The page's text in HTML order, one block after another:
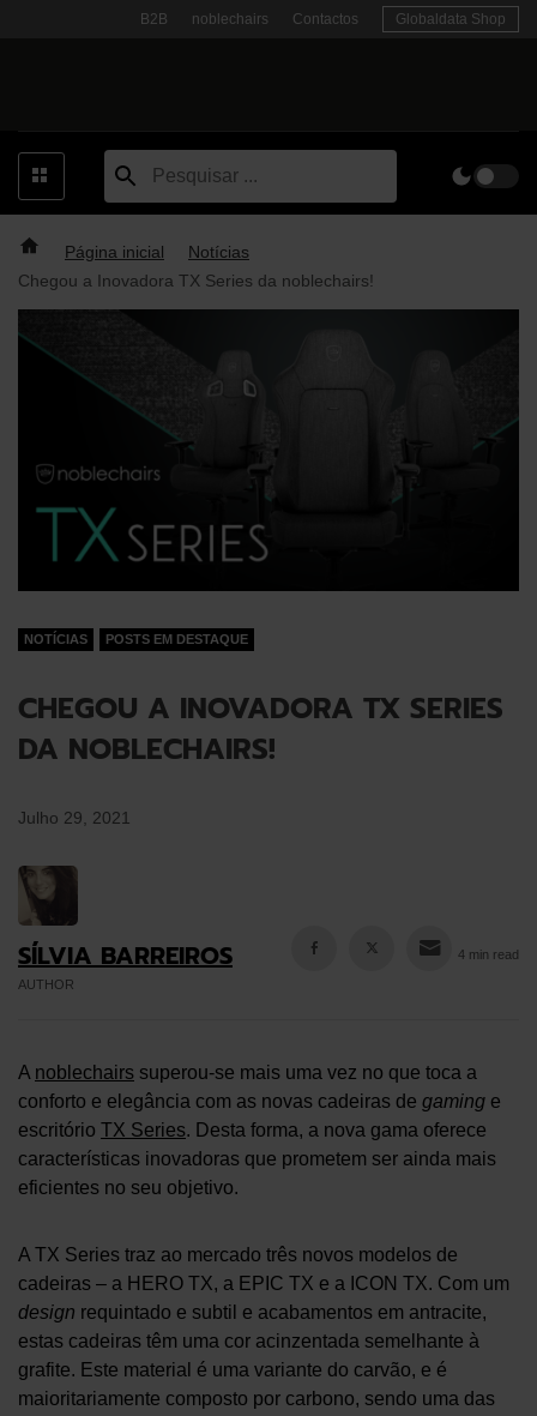
B2B noblechairs Contactos Globaldata Shop
Página inicial
Notícias
Chegou a Inovadora TX Series da noblechairs!
NOTÍCIAS POSTS EM DESTAQUE
CHEGOU A INOVADORA TX SERIES
DA NOBLECHAIRS!
Julho 29, 2021
SÍLVIA BARREIROS
AUTHOR
4 min read
A noblechairs superou-se mais uma vez no que toca a
conforto e elegância com as novas cadeiras de gaming e
escritório TX Series. Desta forma, a nova gama oferece
características inovadoras que prometem ser ainda mais
eficientes no seu objetivo.
A TX Series traz ao mercado três novos modelos de
cadeiras – a HERO TX, a EPIC TX e a ICON TX. Com um
design requintado e subtil e acabamentos em antracite,
estas cadeiras têm uma cor acinzentada semelhante à
grafite. Este material é uma variante do carvão, e é
maioritariamente composto por carbono, sendo uma das